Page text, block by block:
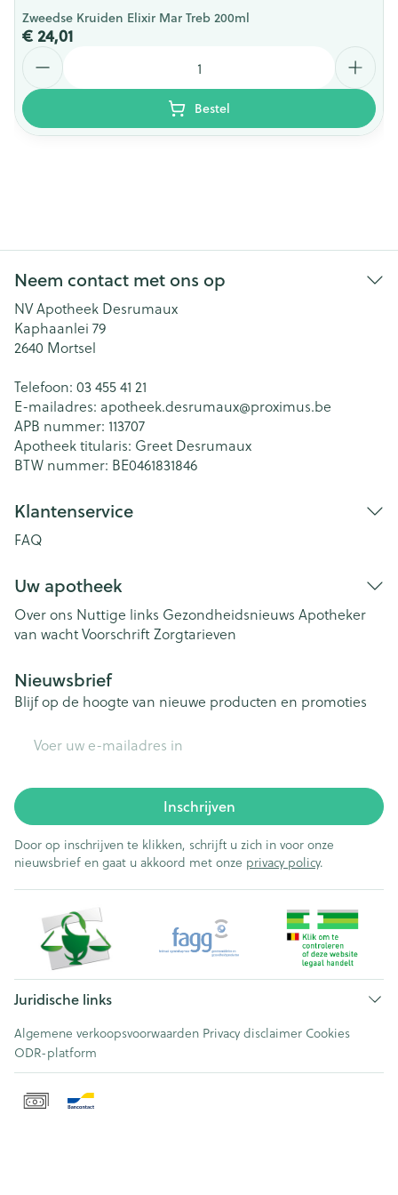
Zweedse Kruiden Elixir Mar Treb 200ml
€ 24,01
Bestel
Neem contact met ons op
NV Apotheek Desrumaux
Kaphaanlei 79
2640 Mortsel
Telefoon: 03 455 41 21
E-mailadres: apotheek.desrumaux@proximus.be
APB nummer: 113707
Apotheek titularis: Greet Desrumaux
BTW nummer: BE0461831846
Klantenservice
FAQ
Uw apotheek
Over ons Nuttige links Gezondheidsnieuws Apotheker
van wachtVoorschriftZorgtarieven
Nieuwsbrief
Blijf op de hoogte van nieuwe producten en promoties
Inschrijven
Door op inschrijven te klikken, schrijft u zich in voor onze
nieuwsbrief en gaat u akkoord met onze privacy policy.
Juridische links
Algemene verkoopsvoorwaarden Privacy disclaimer Cookies
ODR-platform